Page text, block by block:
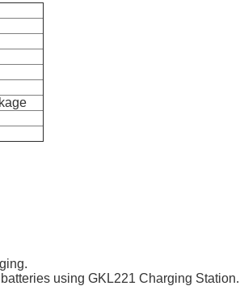
using GKL221 Charging Station.